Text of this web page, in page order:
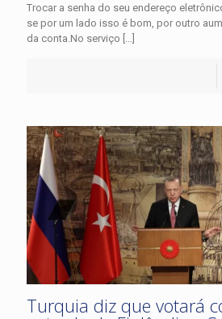
Trocar a senha do seu endereço
se por um lado isso é bom, por outro
da conta.No serviço […]
Turquia diz que votará